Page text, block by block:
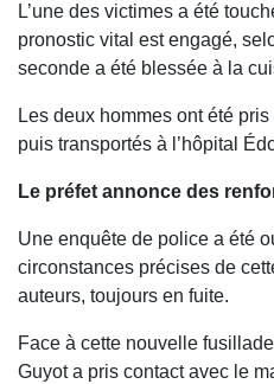
L’une des victimes a été
pronostic vital est engagé,
seconde a été blessée à la
Les deux hommes ont été
puis transportés à l’hôpital
Le préfet annonce des
Une enquête de police a été
circonstances précises de
auteurs, toujours en fuite.
Face à cette nouvelle
Guyot a pris contact avec le